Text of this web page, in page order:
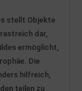
stellt Objekte
dar,
ermöglicht,
Die
hilfreich,
teilen zu